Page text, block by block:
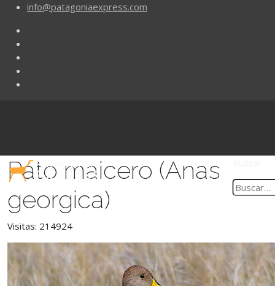
info@patagoniaexpress.com
Pato maicero (Anas
georgica)
Visitas: 214924